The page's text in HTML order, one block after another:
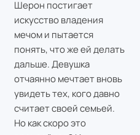
Шерон постигает
искусство владения
мечом и пытается
понять, что же ей делать
дальше. Девушка
отчаянно мечтает вновь
увидеть тех, кого давно
считает своей семьей.
Но как скоро это